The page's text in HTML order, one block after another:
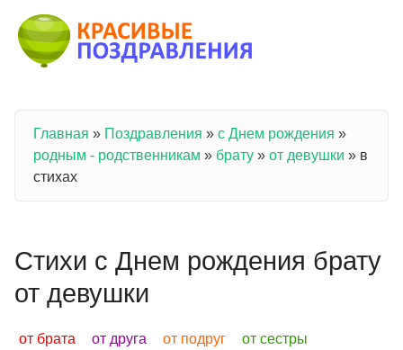
Вы здесь
Главная » Поздравления » с Днем рождения »
родным - родственникам » брату » от девушки » в
стихах
Стихи с Днем рождения брату
от девушки
от брата от друга от подруг
от сестры